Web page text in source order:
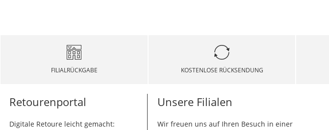
FILIALRÜCKGABE KOSTENLOSE RÜCKSENDUNG
Retourenportal
Digitale Retoure leicht gemacht:
Unsere Filialen
Wir freuen uns auf Ihren Besuch in einer